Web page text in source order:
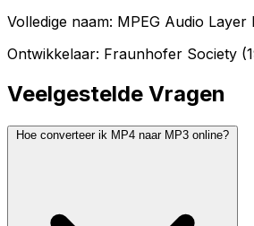
Volledige naam: MPEG Audio Layer
Ontwikkelaar: Fraunhofer Society
Veelgestelde Vragen
Hoe converteer ik MP4 naar MP3 online?